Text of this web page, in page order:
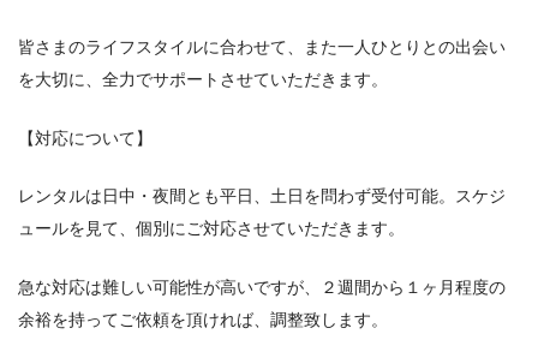
皆さまのライフスタイルに合わせて、また一人ひとりとの出会い
を大切に、全力でサポートさせていただきます。
【対応について】
レンタルは日中・夜間とも平日、土日を問わず受付可能。スケジ
ュールを見て、個別にご対応させていただきます。
急な対応は難しい可能性が高いですが、２週間から１ヶ月程度の
余裕を持ってご依頼を頂ければ、調整致します。